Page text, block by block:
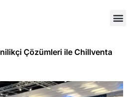
Çözümleri ile Chillventa